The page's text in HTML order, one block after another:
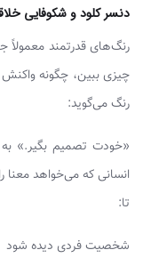
دنسر کلود و شکوفایی
رنگ‌های قدرتمند
چیزی ببین، چگونه
رنگ می‌گوید:
«خودت تصمیم بگیر.»
انسانی که می‌خواهد
تا:
شخصیت فردی دیده شود